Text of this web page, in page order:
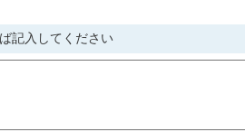
記入してください